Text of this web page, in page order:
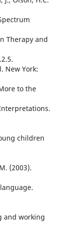
Therapy and
New York:
to the
children
(2003).
and working